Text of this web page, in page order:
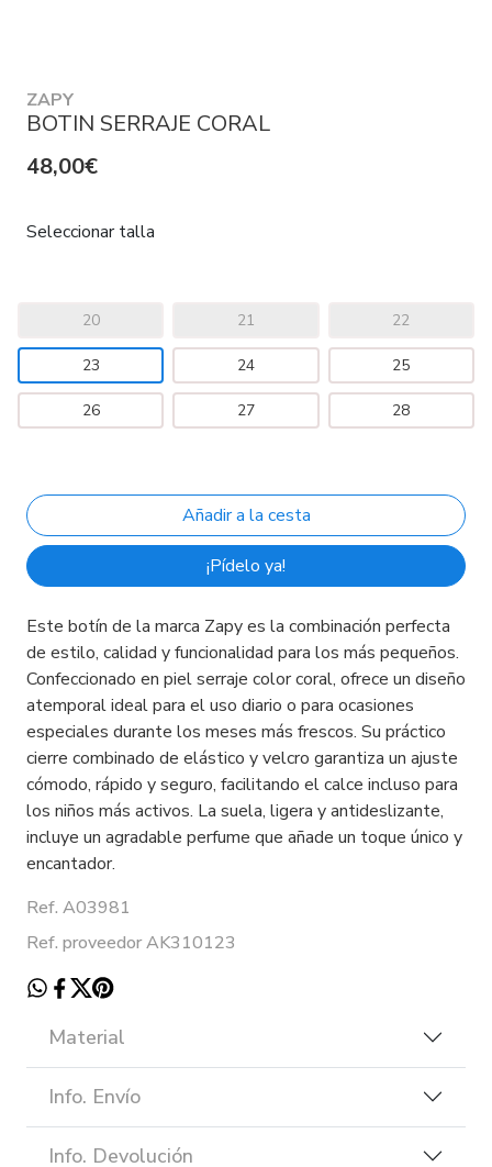
ZAPY
BOTIN SERRAJE CORAL
48,00€
Seleccionar talla
20 21 22
23 24 25
26 27 28
¡Pídelo ya!
Este botín de la marca Zapy es la combinación perfecta
de estilo, calidad y funcionalidad para los más pequeños.
Confeccionado en piel serraje color coral, ofrece un diseño
atemporal ideal para el uso diario o para ocasiones
especiales durante los meses más frescos. Su práctico
cierre combinado de elástico y velcro garantiza un ajuste
cómodo, rápido y seguro, facilitando el calce incluso para
los niños más activos. La suela, ligera y antideslizante,
incluye un agradable perfume que añade un toque único y
encantador.
Ref. A03981
Ref. proveedor AK310123
Material
Info. Envío
Info. Devolución